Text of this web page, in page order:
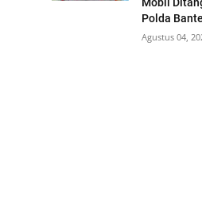
Polda
Agustus 04,